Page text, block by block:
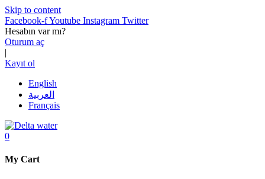
Skip to content
Facebook-fYoutube Instagram Twitter
Hesabın var mı?
Oturum aç
|
Kayıt ol
English
العربية
Français
0
My Cart